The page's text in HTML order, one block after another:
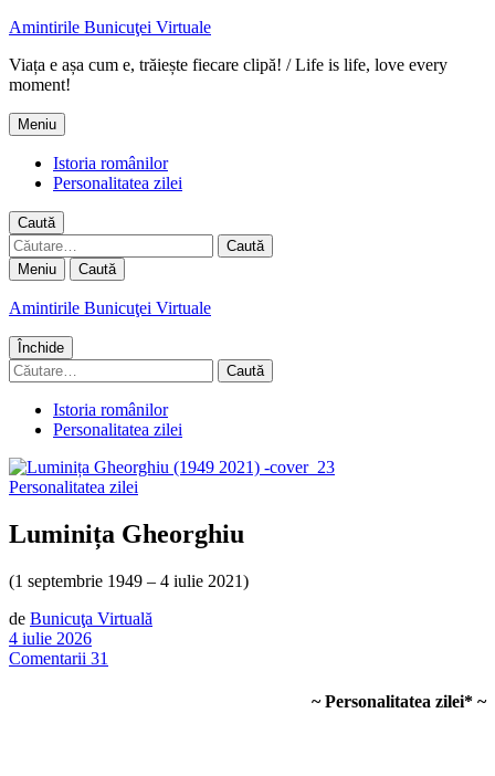
Amintirile Bunicuţei Virtuale
Viața e așa cum e, trăiește fiecare clipă! / Life is life, love every
moment!
Meniu
Istoria românilor
Personalitatea zilei
Caută
Caută
după:
Meniu Caută
Amintirile Bunicuţei Virtuale
Închide
Caută
după:
Istoria românilor
Personalitatea zilei
Personalitatea zilei
Luminița Gheorghiu
(1 septembrie 1949 – 4 iulie 2021)
de Bunicuţa Virtuală
4 iulie 2026
Comentarii 31
~ Personalitatea zilei* ~